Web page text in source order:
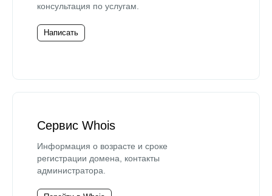
консультация по услугам.
Написать
Сервис Whois
Информация о возрасте и сроке
регистрации домена, контакты
администратора.